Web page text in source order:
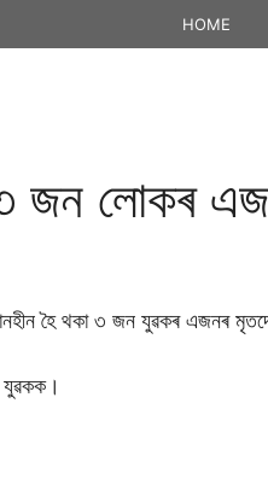
HOME
জন লােকৰ
হৈ থকা ৩ জন যুৱকৰ এজনৰ
যুৱকক।